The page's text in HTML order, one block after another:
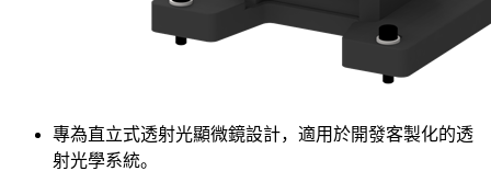
專為直立式透射光顯微鏡設計，適用於開發客製化的透
射光學系統。